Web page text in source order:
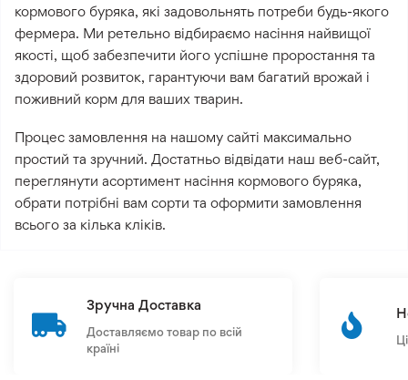
кормового буряка, які задовольнять потреби будь-якого
фермера. Ми ретельно відбираємо насіння найвищої
якості, щоб забезпечити його успішне проростання та
здоровий розвиток, гарантуючи вам багатий врожай і
поживний корм для ваших тварин.
Процес замовлення на нашому сайті максимально
простий та зручний. Достатньо відвідати наш веб-сайт,
переглянути асортимент насіння кормового буряка,
обрати потрібні вам сорти та оформити замовлення
всього за кілька кліків.
Зручна Доставка
Доставляємо товар по всій
країні